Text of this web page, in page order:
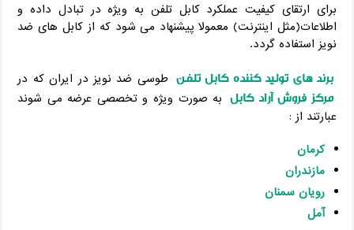
برای ارتقای کیفیت عملکرد کابل تلفن به ویژه در تبادل داده و
اطلاعات(مثل اینترنت) معمولا پیشنهاد می شود که از کابل های ضد
نویز استفاده گردد.
برند های تولید کننده کابل تلفن طوسی ضد نویز در ایران که در
مرکز فروش آراد کابل به صورت ویژه و تخصصی عرضه می شوند
عبارتند از :
کرمان
مازندران
رویان سمنان
آمل